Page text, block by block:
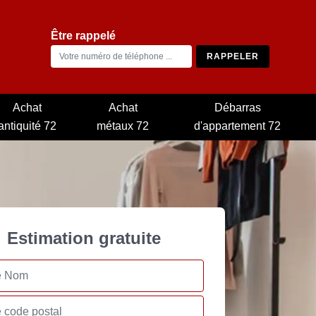
Être rappelé
Achat
72
Achat
métaux 72
Débarras
d'appartement 72
Estimation gratuite